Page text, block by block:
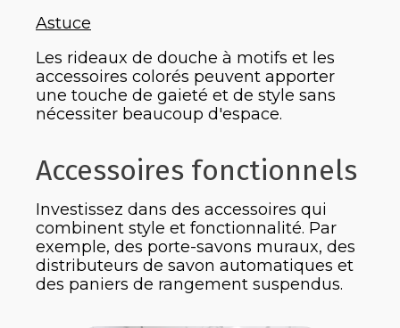
Astuce
Les rideaux de douche à motifs et les
accessoires colorés peuvent apporter
une touche de gaieté et de style sans
nécessiter beaucoup d'espace.
Accessoires fonctionnels
Investissez dans des accessoires qui
combinent style et fonctionnalité. Par
exemple, des porte-savons muraux, des
distributeurs de savon automatiques et
des paniers de rangement suspendus.